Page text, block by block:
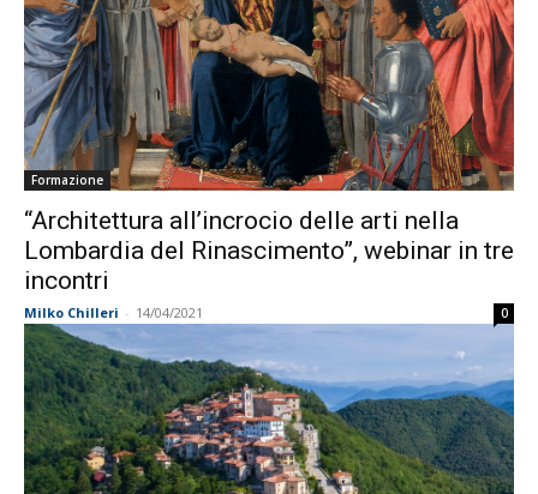
Formazione
“Architettura all’incrocio delle arti nella
Lombardia del Rinascimento”, webinar in tre
incontri
Milko Chilleri - 14/04/2021 0